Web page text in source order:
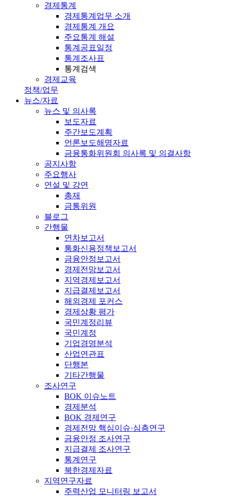
경제통계
경제통계업무 소개
경제통계 개요
주요통계 해설
통계공표일정
통계조사표
통계검색
경제교육
정책/업무
뉴스/자료
뉴스 및 의사록
보도자료
주간보도계획
언론보도해명자료
금융통화위원회 의사록 및 의결사항
공지사항
주요행사
연설 및 강연
총재
금통위원
블로그
간행물
연차보고서
통화신용정책보고서
금융안정보고서
경제전망보고서
지역경제보고서
지급결제보고서
해외경제 포커스
경제상황 평가
국민계정리뷰
국민계정
기업경영분석
산업연관표
단행본
기타간행물
조사연구
BOK 이슈노트
경제분석
BOK 경제연구
경제전망 핵심이슈·심층연구
금융안정 조사연구
지급결제 조사연구
통계연구
북한경제자료
지역연구자료
주력산업 모니터링 보고서